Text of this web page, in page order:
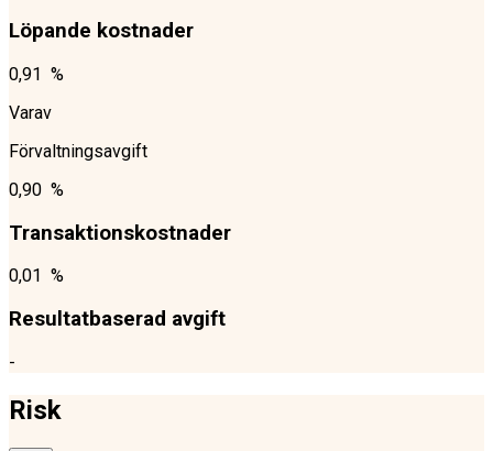
Löpande kostnader
0,91 %
Varav
Förvaltningsavgift
0,90 %
Transaktionskostnader
0,01 %
Resultatbaserad avgift
-
Risk